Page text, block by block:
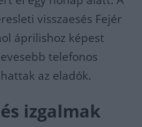
visszaesés Fejér
áprilishoz képest
telefonos
az eladók.
izgalmak